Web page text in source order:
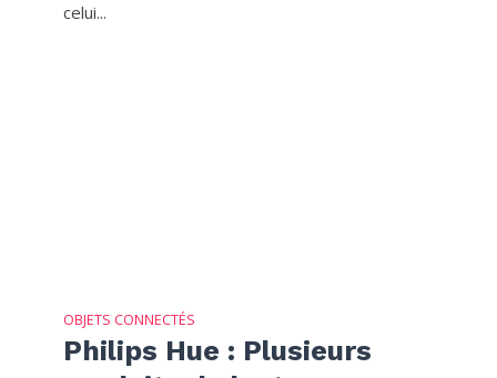
celui...
OBJETS CONNECTÉS
Philips Hue : Plusieurs